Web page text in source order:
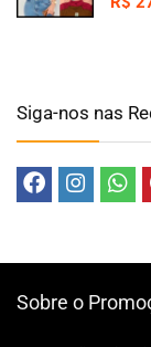
Siga-nos nas
Sobre o